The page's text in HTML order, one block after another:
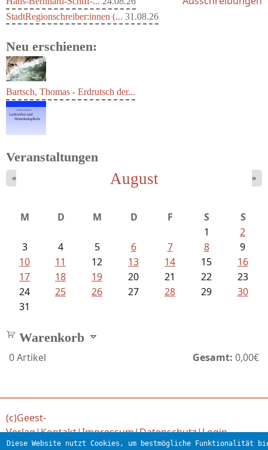
StadtRegionschreiber:innen (... 31.08.26
Neu erschienen:
Bartsch, Thomas - Erdrutsch der...
Meinhold, Gottfried - Lachverbot...
Veranstaltungen
August
« »
M D M D F S
S
1
2
3
4 5 6 7 8
9
10
11 12 13 14 15
16
17
18 19 20 21 22
23
24
25 26 27 28 29
30
31
Warenkorb
0Artikel Gesamt: 0,00€
(c)Geest-
Verlag|Kontakt|Impressum|Datenschutz|Login
Diese Website nutzt Cookies, um bestmögliche Funktionalität